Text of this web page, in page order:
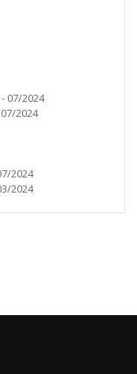
07/2024
2024
2024
2024